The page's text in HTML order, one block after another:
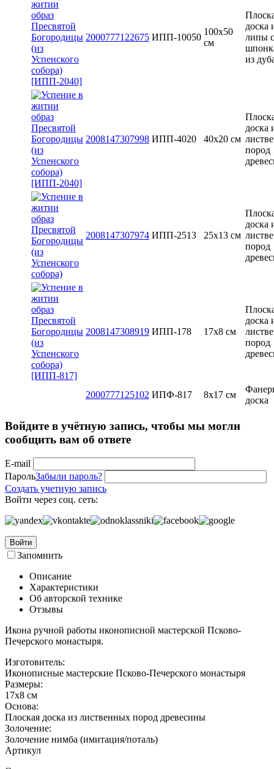
2000777122675 ИПП-10050
100х50
см
доска
липы
из
2008147307998 ИПП-4020 40х20 см
доска
пород
2008147307974 ИПП-2513 25х13 см
доска
пород
2008147308919 ИПП-178 17х8 см
доска
пород
2000777125102 ИПФ-817 8x17 см
доска
Войдите в учётную запись, чтобы мы могли
сообщить вам об ответе
E-mail
ПарольЗабыли пароль?
Создать учетную запись
Войти через соц. сеть:
Войти
Запомнить
Описание
Характеристики
Об авторской технике
Отзывы
Икона ручной работы иконописной мастерской Псково-
Печерского монастыря.
Изготовитель:
Иконописные мастерские Псково-Печерского монастыря
Размеры:
17х8 см
Основа:
Плоская доска из лиственных пород древесины
Золочение:
Золочение нимба (имитация/поталь)
Артикул